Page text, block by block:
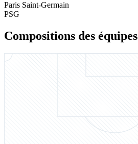
Paris Saint-Germain
PSG
Compositions des équipes